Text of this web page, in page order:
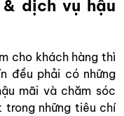
dịch vụ hậu
cho khách hàng thì
đều phải có những
mãi và chăm sóc
những tiêu chí